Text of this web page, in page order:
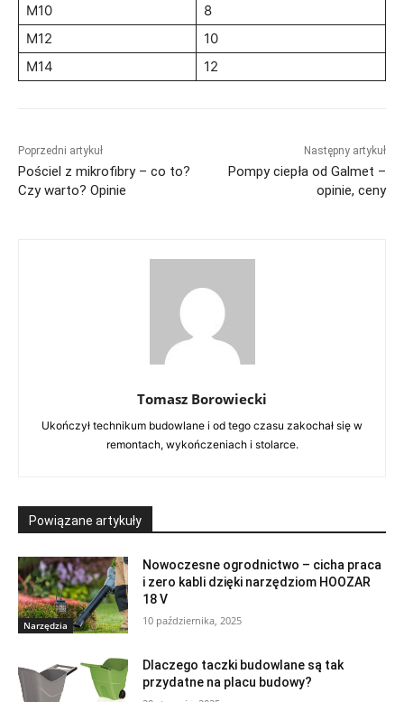
M10
8
M12
10
M14
12
Poprzedni artykuł
Pościel z mikrofibry – co to?
Czy warto? Opinie
Następny artykuł
Pompy ciepła od Galmet –
opinie, ceny
Tomasz Borowiecki
Ukończył technikum budowlane i od tego czasu zakochał się w
remontach, wykończeniach i stolarce.
Powiązane artykuły
Narzędzia
Nowoczesne ogrodnictwo – cicha praca
i zero kabli dzięki narzędziom HOOZAR
18 V
10 października, 2025
Dlaczego taczki budowlane są tak
przydatne na placu budowy?